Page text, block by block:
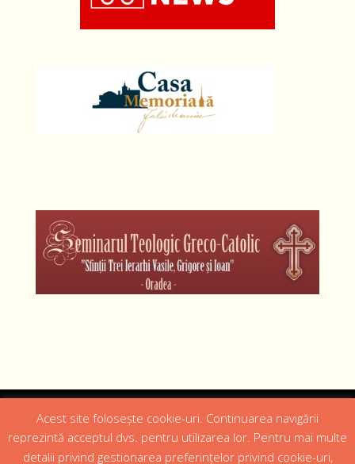
Acasa Istoric Episcopul Institutii Media
Acest site folosește cookie-uri. Continuarea navigării
reprezintă acceptul dvs. pentru utilizarea lor. Pentru mai multe
detalii privind gestionarea preferințelor privind cookie-uri,